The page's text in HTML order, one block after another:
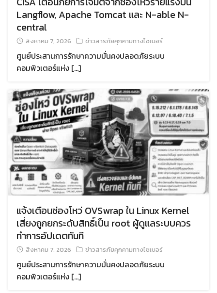
Langflow, Apache Tomcat และ N-able N-
central
สิงหาคม 7, 2026 ข่าวสารภัยคุกคามทางไซเบอร์
ศูนย์ประสานการรักษาความมั่นคงปลอดภัยระบบ
คอมพิวเตอร์แห่ง […]
แจ้งเตือนช่องโหว่ OVSwrap ใน Linux Kernel
เสี่ยงถูกยกระดับสิทธิ์เป็น root ผู้ดูแลระบบควร
ทำการอัปเดตทันที
สิงหาคม 7, 2026 ข่าวสารภัยคุกคามทางไซเบอร์
ศูนย์ประสานการรักษาความมั่นคงปลอดภัยระบบ
คอมพิวเตอร์แห่ง […]